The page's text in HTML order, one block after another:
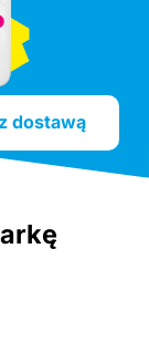
dostawą